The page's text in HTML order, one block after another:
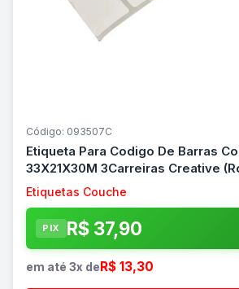
Código: 093507C
Etiqueta Para Codigo De Barras
33X21X30M 3Carreiras Creative
Etiquetas Couche
PIX R$ 37,90
em até 3x deR$ 13,30